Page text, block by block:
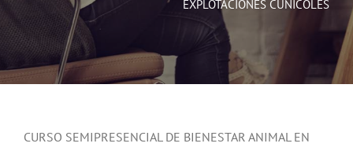
Hazte Socio
Contactar
EXPLOTACIONES CUNÍCOLES
CURSO SEMIPRESENCIAL DE BIENESTAR ANIMAL EN